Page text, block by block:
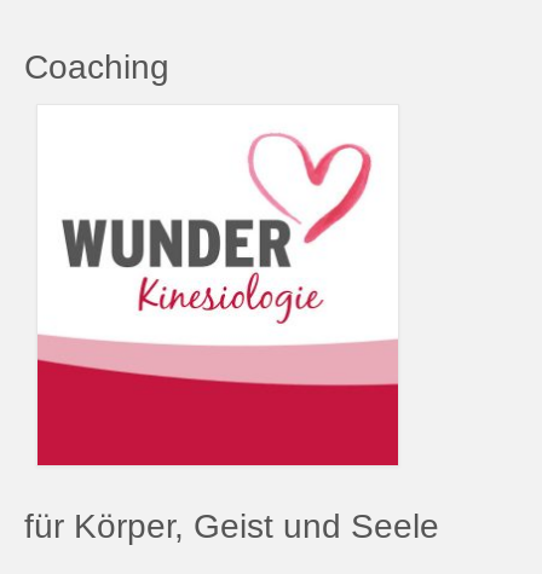
Coaching
für Körper, Geist und Seele